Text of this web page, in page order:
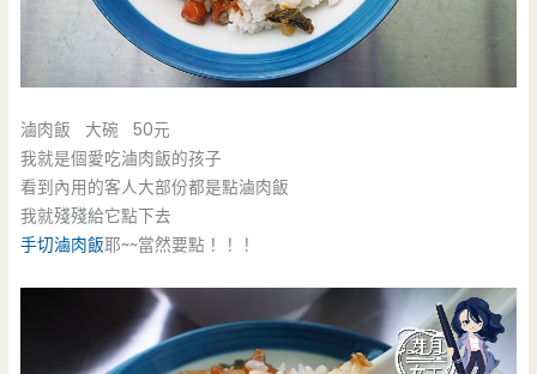
滷肉飯 大碗 50元
我就是個愛吃滷肉飯的孩子
看到內用的客人大部份都是點滷肉飯
我就殘殘給它點下去
手切滷肉飯耶~~當然要點！！！